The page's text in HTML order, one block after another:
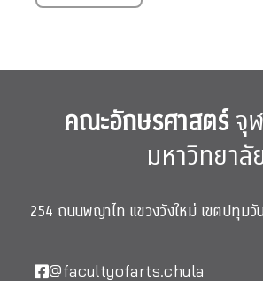
คณะอักษรศาสตร์จุ
มหาวิทยาลั
254 ถนนพญาไท แขวงวังใหม่ เขตปทุมวั
@facultyofarts.chula